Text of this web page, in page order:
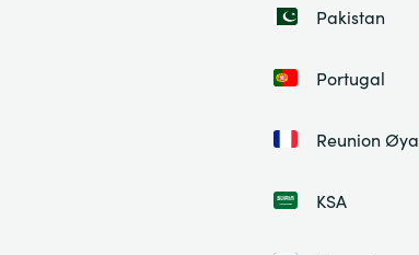
Pakistan
Portugal
Reunion Øya
KSA